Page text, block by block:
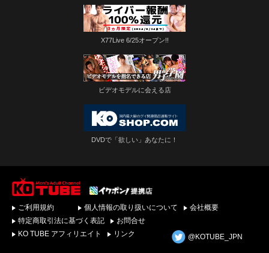
X77Live 6/25オープン!!
ビデオモデルに会える店
DVDで「欲しい」あなたに！
単ダウンロード！ゲイ
動画配信サイトKO
TUBEトップページへ
ご利用規約 個人情報の取り扱いについて
会社概要
特定商取引法に基づく表記
お問合せ
KO TUBE アフィリエイト
リンク @KOTUBE_JPN